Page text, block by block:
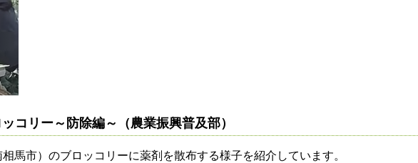
コリー～防除編～（農業振興普及部）
市）のブロッコリーに薬剤を散布する様子を紹介しています。